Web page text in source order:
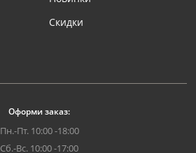
Скидки
Оформи заказ:
Пн.-Пт. 10:00 -18:00
Сб.-Вс. 10:00 -17:00